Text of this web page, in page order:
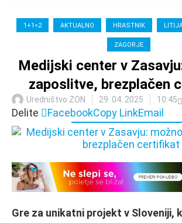
1+1=2 AKTUALNO HRASTNIK
ZAGORJE
Medijski center v
zaposlitve, brezplačen
Uredništvo ZON 29. 04. 2025 10:45
Delite FacebookCopy LinkEmail
Gre za unikatni projekt v Sloveniji,